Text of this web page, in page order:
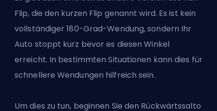
Flip, die den kurzen Flip genannt wird. Es ist kein
vollständiger 180-Grad-Wendung, sondern Ihr
Auto stoppt kurz bevor es diesen Winkel
erreicht. In bestimmten Situationen kann dies für
schnellere Wendungen hilfreich sein.
Um dies zu tun, beginnen Sie den Rückwärtssalto